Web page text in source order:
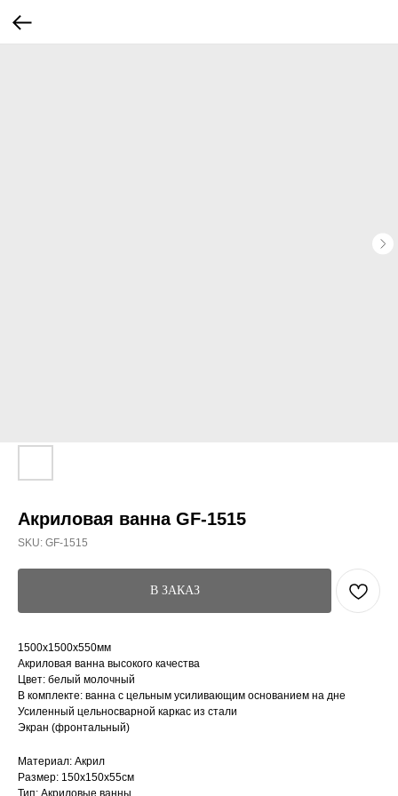
Акриловая ванна GF-1515
SKU: GF-1515
В ЗАКАЗ
1500x1500х550мм
Акриловая ванна высокого качества
Цвет: белый молочный
В комплекте: ванна с цельным усиливающим основанием на дне
Усиленный цельносварной каркас из стали
Экран (фронтальный)
Материал: Акрил
Размер: 150x150x55см
Тип: Акриловые ванны